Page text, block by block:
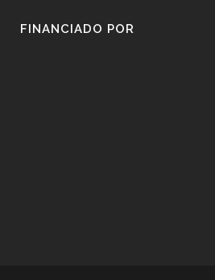
FINANCIADO POR